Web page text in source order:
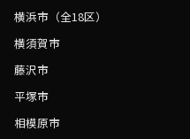
横浜市（全18区）
横須賀市
藤沢市
平塚市
相模原市